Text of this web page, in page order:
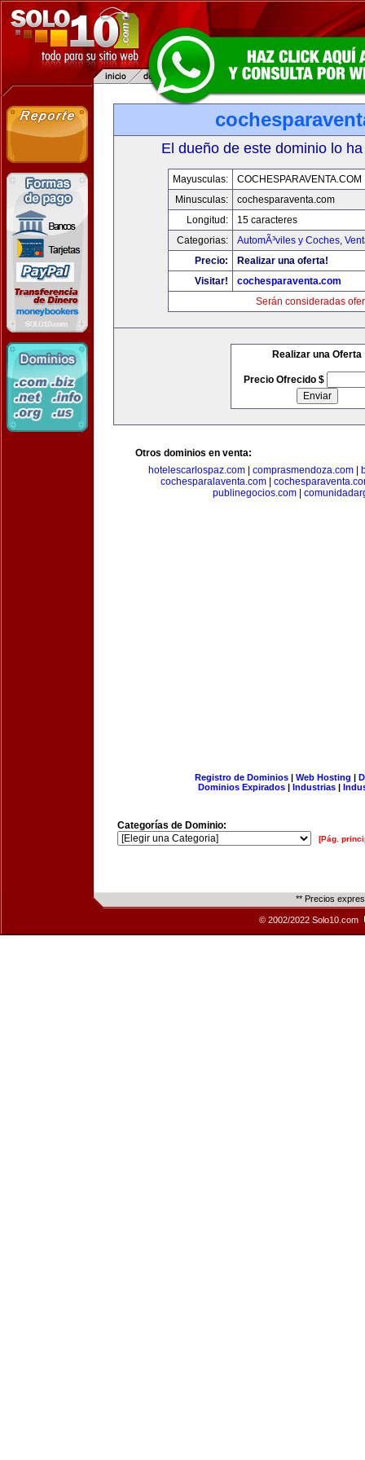
El dueño de este dominio lo
Mayusculas:
COCHESPARAVENTA.COM
Minusculas:
cochesparaventa.com
Longitud:
15 caracteres
Categorias:
AutomÃ³viles y Coches,
Precio:
Realizar una oferta!
Visitar!
cochesparaventa.com
Serán consideradas
Realizar una Oferta
Precio Ofrecido $
Otros dominios en venta:
hotelescarlospaz.com| comprasmendoza.com|
cochesparalaventa.com
publinegocios.com|
Registro de Dominios| Web Hosting |
Dominios Expirados | Industrias |
Categorías de Dominio:
[Pág.
** Precios
© 2002/2022 Solo10.com